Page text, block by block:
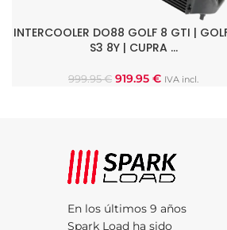
AÑADIR AL CARRITO
INTERCOOLER DO88 GOLF 8 GTI |
S3 8Y | CUPRA …
999.95€ 919.95 € IVA incl.
En los últimos 9 años
Spark Load ha sido